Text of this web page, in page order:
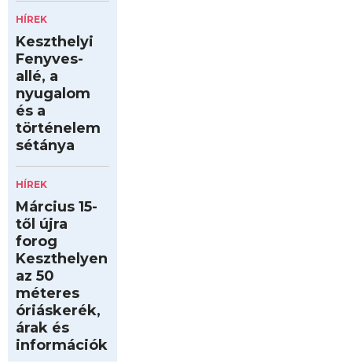
HÍREK
Keszthelyi
Fenyves-
allé, a
nyugalom
és a
történelem
sétánya
HÍREK
Március 15-
től újra
forog
Keszthelyen
az 50
méteres
óriáskerék,
árak és
információk